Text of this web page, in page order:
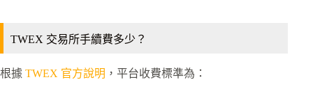
TWEX 交易所手續費多少？
根據 TWEX 官方說明 ，平台收費標準為：